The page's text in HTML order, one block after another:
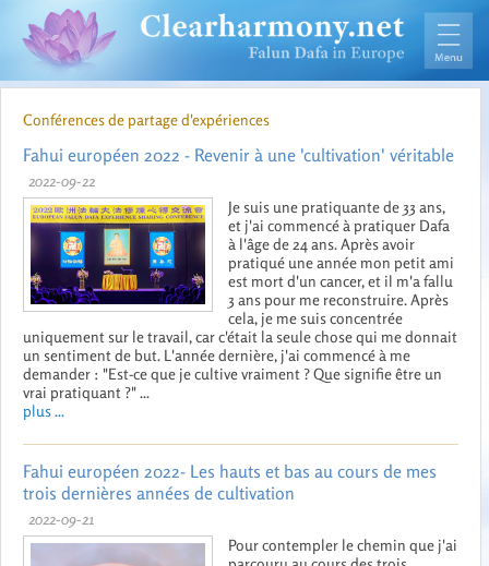
Conférences de partage d'expériences
Fahui européen 2022 - Revenir à une 'cultivation' véritable
2022-09-22
Je suis une pratiquante de 33 ans,
et j'ai commencé à pratiquer Dafa
à l'âge de 24 ans. Après avoir
pratiqué une année mon petit ami
est mort d'un cancer, et il m'a fallu
3 ans pour me reconstruire. Après
cela, je me suis concentrée
uniquement sur le travail, car c'était la seule chose qui me donnait
un sentiment de but. L'année dernière, j'ai commencé à me
demander : "Est-ce que je cultive vraiment ? Que signifie être un
vrai pratiquant ?" ...
plus ...
Fahui européen 2022- Les hauts et bas au cours de mes
trois dernières années de cultivation
2022-09-21
Pour contempler le chemin que j'ai